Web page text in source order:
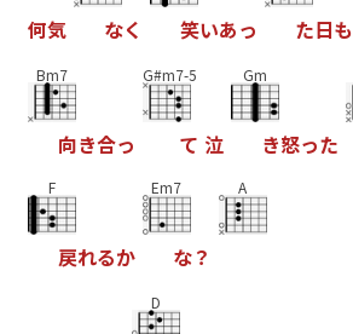
何気 なく 笑いあっ た日も
Bm7
向き合っ
G#m7-5
て 泣
Gm
き怒った
F
戻れるか
Em7
な？
A
D